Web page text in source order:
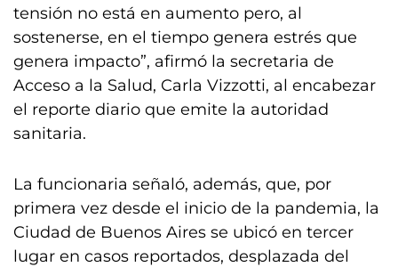
tensión no está en aumento pero, al
sostenerse, en el tiempo genera estrés que
genera impacto”, afirmó la secretaria de
Acceso a la Salud, Carla Vizzotti, al encabezar
el reporte diario que emite la autoridad
sanitaria.
La funcionaria señaló, además, que, por
primera vez desde el inicio de la pandemia, la
Ciudad de Buenos Aires se ubicó en tercer
lugar en casos reportados, desplazada del